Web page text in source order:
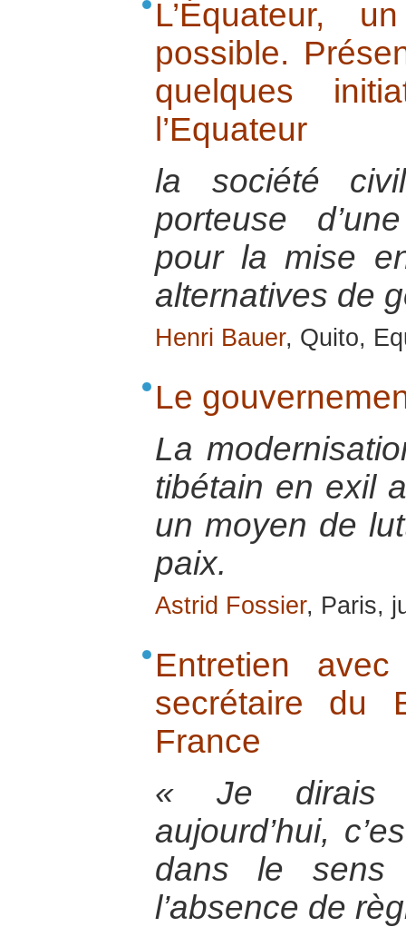
L’Équateur,
possible.
quelques
l’Equateur
la société
porteuse
pour la mise
alternatives de
Henri Bauer, Quito,
Le
La
tibétain en exil
un moyen de
paix.
Astrid Fossier, Paris,
Entretien
secrétaire du
France
« Je dirais
aujourd’hui,
dans le sens
l’absence de